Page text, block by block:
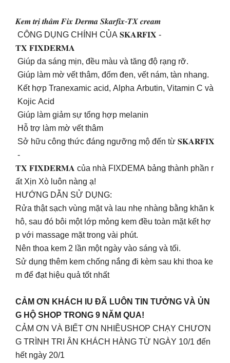
𝑲𝒆𝒎 𝒕𝒓𝒊̣ 𝒕𝒉𝒂̂𝒎 𝑭𝒊𝒙 𝑫𝒆𝒓𝒎𝒂 𝑺𝒌𝒂𝒓𝒇𝒊𝒙-𝑻𝑿 𝒄𝒓𝒆𝒂𝒎
CÔNG DỤNG CHÍNH CỦA 𝐒𝐊𝐀𝐑𝐅𝐈𝐗 -
𝐓𝐗 𝐅𝐈𝐗𝐃𝐄𝐑𝐌𝐀
Giúp da sáng mịn, đều màu và tăng độ rạng rỡ.
Giúp làm mờ vết thâm, đốm đen, vết nám, tàn nhang.
Kết hợp Tranexamic acid, Alpha Arbutin, Vitamin C và
Kojic Acid
Giúp làm giảm sự tổng hợp melanin
Hỗ trợ làm mờ vết thâm
Sở hữu công thức đáng ngưỡng mộ đến từ 𝐒𝐊𝐀𝐑𝐅𝐈𝐗
-
𝐓𝐗 𝐅𝐈𝐗𝐃𝐄𝐑𝐌𝐀 của nhà FIXDEMA bảng thành phần r
ất Xịn Xò luôn nàng ạ!
HƯỚNG DẪN SỬ DỤNG:
Rửa thật sạch vùng mặt và lau nhẹ nhàng bằng khăn k
hô, sau đó bôi một lớp mỏng kem đều toàn mặt kết hợ
p với massage mặt trong vài phút.
Nên thoa kem 2 lần một ngày vào sáng và tối.
Sử dụng thêm kem chống nắng đi kèm sau khi thoa ke
m để đạt hiệu quả tốt nhất
CẢM ƠN KHÁCH IU ĐÃ LUÔN TIN TƯỞNG VÀ ỦN
G HỘ SHOP TRONG 9 NĂM QUA!
CẢM ƠN VÀ BIẾT ƠN NHIỀUSHOP CHẠY CHƯƠN
G TRÌNH TRI ÂN KHÁCH HÀNG TỪ NGÀY 10/1 đến
hết ngày 20/1